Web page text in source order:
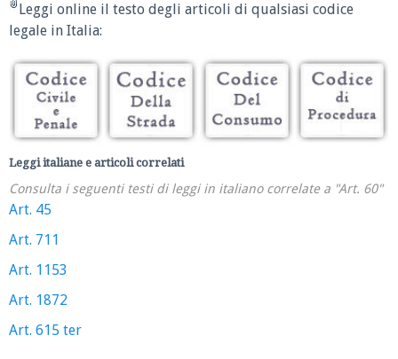
Leggi online il testo degli articoli di qualsiasi codice
legale in Italia:
Leggi italiane e articoli correlati
Consulta i seguenti testi di leggi in italiano correlate a "Art. 60"
Art. 45
Art. 711
Art. 1153
Art. 1872
Art. 615 ter